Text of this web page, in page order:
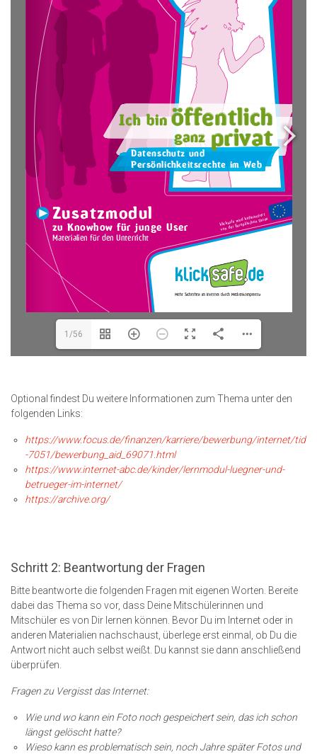
1/56
Optional findest Du weitere Informationen zum Thema unter den
folgenden Links:
https://www.focus.de/finanzen/karriere/bewerbung/internet/tid
-7051/bewerbung_aid_69071.html
https://www.internet-abc.de/kinder/lernmodul-luegner-und-
betrueger-im-internet/
https://archive.org/
Schritt 2: Beantwortung der Fragen
Bitte beantworte die folgenden Fragen mit eigenen Worten. Bereite
dabei das Thema so vor, dass Deine Mitschülerinnen und
Mitschüler es von Dir lernen können. Bevor Du im Internet oder in
anderen Materialien nachschaust, überlege erst einmal, ob Du die
Antwort nicht auch selbst weißt. Du kannst sie dann anschließend
überprüfen.
Fragen zu Vergisst das Internet:
Wie und wo kann ein Foto noch gespeichert sein, das ich schon
längst gelöscht hatte?
Wieso kann es problematisch sein, noch Jahre später Fotos und